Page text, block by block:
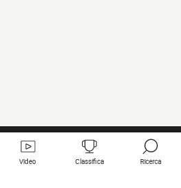
Video Classifica Ricerca